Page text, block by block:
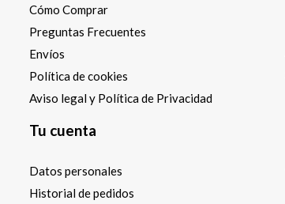
Cómo Comprar
Preguntas Frecuentes
Envíos
Política de cookies
Aviso legal y Política de Privacidad
Tu cuenta
Datos personales
Historial de pedidos